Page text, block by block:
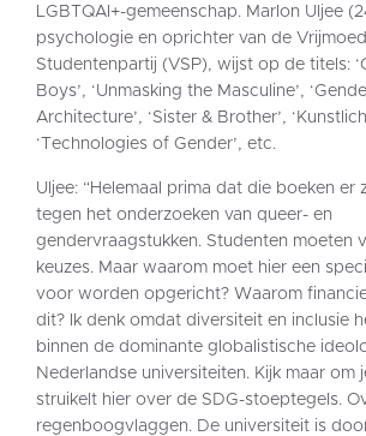
LGBTQAI+-gemeenschap. Marlon Uljee
psychologie en oprichter van de
Studentenpartij (VSP), wijst op de titels:
Boys’, ‘Unmasking the Masculine’,
Architecture’, ‘Sister & Brother’,
‘Technologies of Gender’, etc.
Uljee: “Helemaal prima dat die boeken er
tegen het onderzoeken van queer- en
gendervraagstukken. Studenten moeten
keuzes. Maar waarom moet hier een
voor worden opgericht? Waarom
dit? Ik denk omdat diversiteit en inclusie
binnen de dominante globalistische
Nederlandse universiteiten. Kijk maar om
struikelt hier over de SDG-stoeptegels.
regenboogvlaggen. De universiteit is